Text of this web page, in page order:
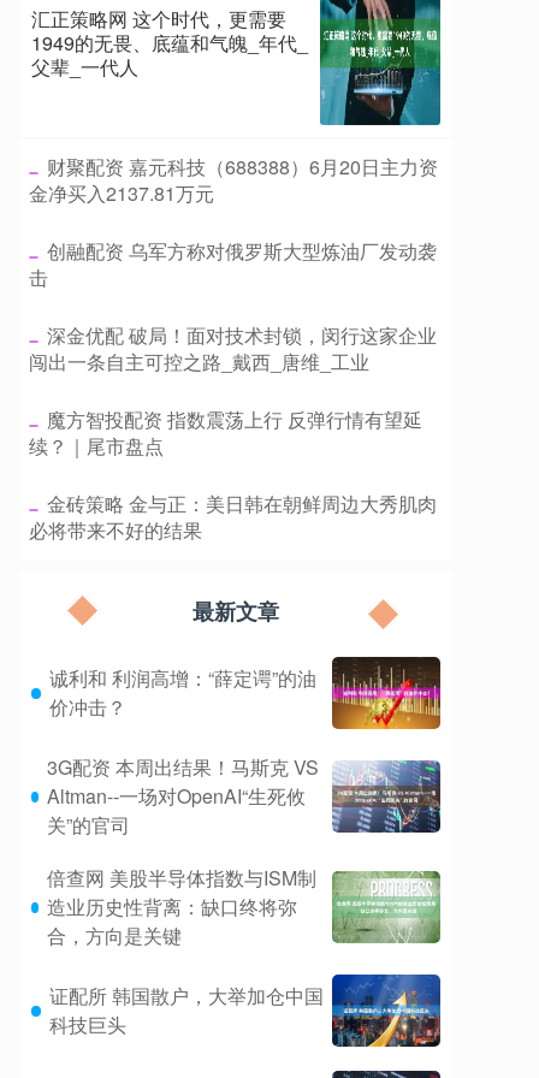
汇正策略网 这个时代，更需要
1949的无畏、底蕴和气魄_年代_
父辈_一代人
​财聚配资 嘉元科技（688388）6月20日主力资
金净买入2137.81万元
​创融配资 乌军方称对俄罗斯大型炼油厂发动袭
击
​深金优配 破局！面对技术封锁，闵行这家企业
闯出一条自主可控之路_戴西_唐维_工业
​魔方智投配资 指数震荡上行 反弹行情有望延
续？｜尾市盘点
​金砖策略 金与正：美日韩在朝鲜周边大秀肌肉
必将带来不好的结果
最新文章
诚利和 利润高增：“薛定谔”的油
价冲击？
3G配资 本周出结果！马斯克 VS
Altman--一场对OpenAI“生死攸
关”的官司
倍查网 美股半导体指数与ISM制
造业历史性背离：缺口终将弥
合，方向是关键
证配所 韩国散户，大举加仓中国
科技巨头